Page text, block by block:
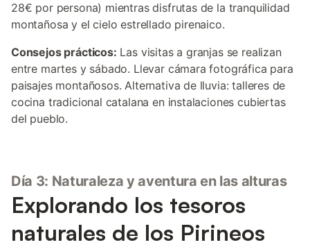
28€ por persona) mientras disfrutas de la tranquilidad
montañosa y el cielo estrellado pirenaico.
Consejos prácticos: Las visitas a granjas se realizan
entre martes y sábado. Llevar cámara fotográfica para
paisajes montañosos. Alternativa de lluvia: talleres de
cocina tradicional catalana en instalaciones cubiertas
del pueblo.
Día 3: Naturaleza y aventura en las alturas
Explorando los tesoros
naturales de los Pirineos